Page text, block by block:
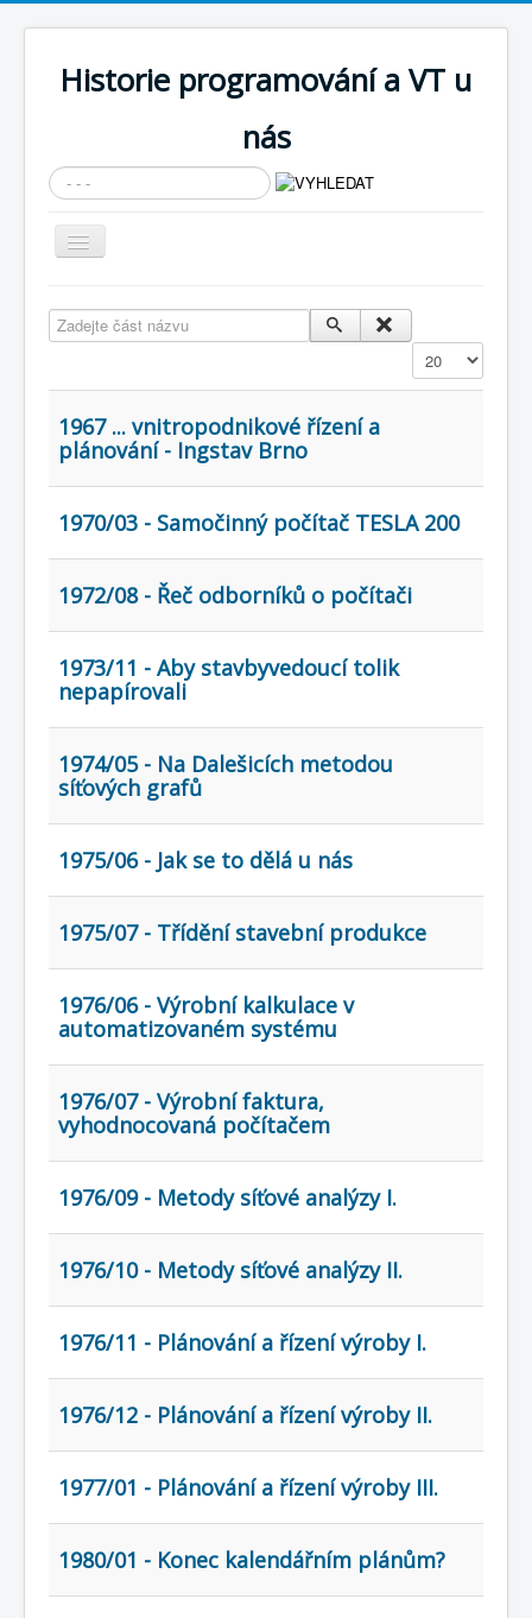
Historie programování a VT u
nás
Vyhledávání...
Přepnout
navigaci
Cíle expozice
Současnost SW a IT
KNIHOVNA
O nás
Úvod Mapa stránek (štítky)
Zadejte část názvu
Zobrazit
1967 ... vnitropodnikové řízení a
plánování - Ingstav Brno
1970/03 - Samočinný počítač TESLA 200
1972/08 - Řeč odborníků o počítači
1973/11 - Aby stavbyvedoucí tolik
nepapírovali
1974/05 - Na Dalešicích metodou
síťových grafů
1975/06 - Jak se to dělá u nás
1975/07 - Třídění stavební produkce
1976/06 - Výrobní kalkulace v
automatizovaném systému
1976/07 - Výrobní faktura,
vyhodnocovaná počítačem
1976/09 - Metody síťové analýzy I.
1976/10 - Metody síťové analýzy II.
1976/11 - Plánování a řízení výroby I.
1976/12 - Plánování a řízení výroby II.
1977/01 - Plánování a řízení výroby III.
1980/01 - Konec kalendářním plánům?